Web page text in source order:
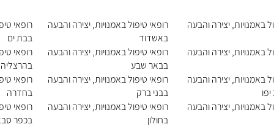
באמנויות, יצירה והבעה
באמנויות, יצירה והבעה
באמנויות, יצירה והבעה
באמנויות, יצירה והבעה
רופאי טיפול באמנויות, יצירה והבעה
באשדוד
רופאי טיפול באמנויות, יצירה והבעה
בבאר שבע
רופאי טיפול באמנויות, יצירה והבעה
בבני ברק
רופאי טיפול באמנויות, יצירה והבעה
בחולון
רופאי
בבת ים
רופאי
בהרצליה
רופאי
בחדרה
רופאי
בכפר